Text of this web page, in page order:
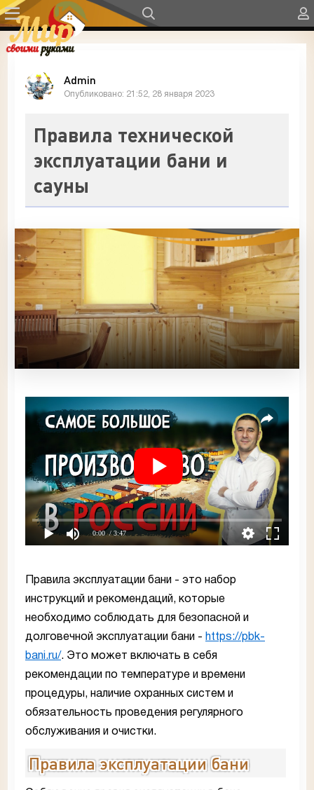
Admin
Опубликовано: 21:52, 28 января 2023
Правила технической
эксплуатации бани и
сауны
0:00 / 3:47
Правила эксплуатации бани - это набор
инструкций и рекомендаций, которые
необходимо соблюдать для безопасной и
долговечной эксплуатации бани - https://pbk-
bani.ru/. Это может включать в себя
рекомендации по температуре и времени
процедуры, наличие охранных систем и
обязательность проведения регулярного
обслуживания и очистки.
Правила эксплуатации бани